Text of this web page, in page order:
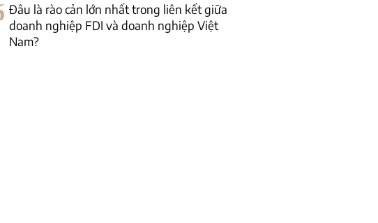
Đâu là rào cản lớn nhất trong liên kết giữa
doanh nghiệp FDI và doanh nghiệp Việt
Nam?